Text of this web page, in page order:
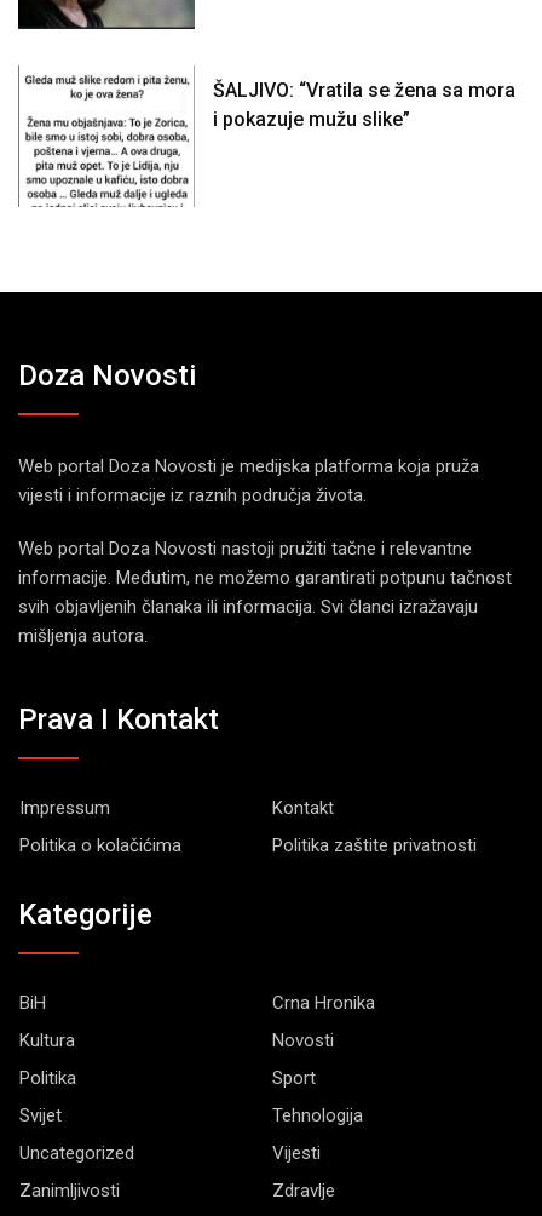
ŠALJIVO: “Vratila se žena sa mora
i pokazuje mužu slike”
Doza Novosti
Web portal Doza Novosti je medijska platforma koja pruža
vijesti i informacije iz raznih područja života.
Web portal Doza Novosti nastoji pružiti tačne i relevantne
informacije. Međutim, ne možemo garantirati potpunu tačnost
svih objavljenih članaka ili informacija. Svi članci izražavaju
mišljenja autora.
Prava I Kontakt
Impressum
Kontakt
Politika o kolačićima
Politika zaštite privatnosti
Kategorije
BiH
Crna Hronika
Kultura
Novosti
Politika
Sport
Svijet
Tehnologija
Uncategorized
Vijesti
Zanimljivosti
Zdravlje